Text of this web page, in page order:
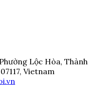
Lộc Hòa, Thành
Vietnam